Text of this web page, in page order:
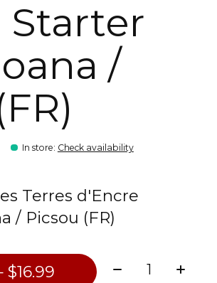
Starter
/
In store: Check availability
Terres d'Encre
/ Picsou (FR)
Add to cart — $16.99 Quantity: